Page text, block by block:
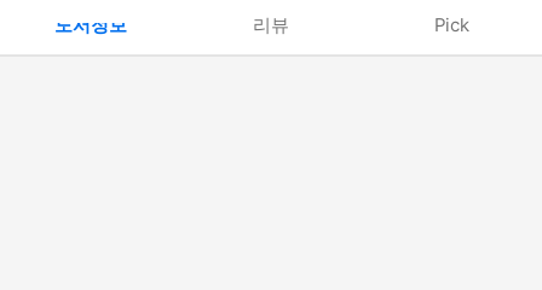
도서정보 리뷰 Pick